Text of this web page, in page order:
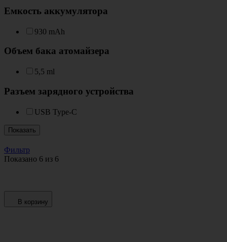
Емкость аккумулятора
930 mAh
Объем бака атомайзера
5,5 ml
Разъем зарядного устройства
USB Type-C
Показать
Фильтр
Показано 6 из 6
В корзину